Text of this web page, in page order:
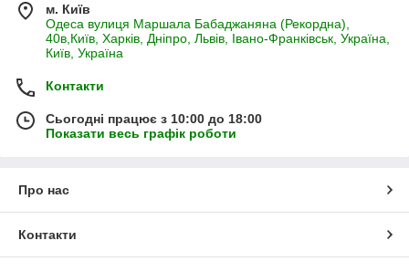
м. Київ
Одеса вулиця Маршала Бабаджаняна (Рекордна),
40в,Київ, Харків, Дніпро, Львів, Івано-Франківськ, Україна,
Київ, Україна
Контакти
Сьогодні працює з 10:00 до 18:00
Показати весь графік роботи
Про нас
Контакти